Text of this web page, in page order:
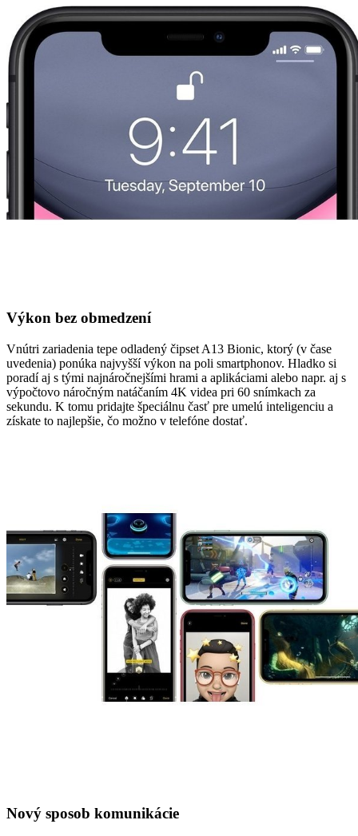
Výkon bez obmedzení
Vnútri zariadenia tepe odladený čipset A13 Bionic, ktorý (v čase
uvedenia) ponúka najvyšší výkon na poli smartphonov. Hladko si
poradí aj s tými najnáročnejšími hrami a aplikáciami alebo napr. aj s
výpočtovo náročným natáčaním 4K videa pri 60 snímkach za
sekundu. K tomu pridajte špeciálnu časť pre umelú inteligenciu a
získate to najlepšie, čo možno v telefóne dostať.
Nový sposob komunikácie